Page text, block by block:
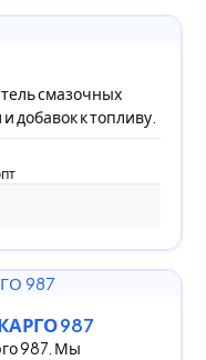
смазочных
добавок к топливу.
987
987. Мы